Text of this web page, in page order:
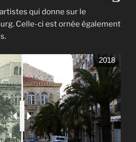
qui donne sur le
Celle-ci est ornée également
2018